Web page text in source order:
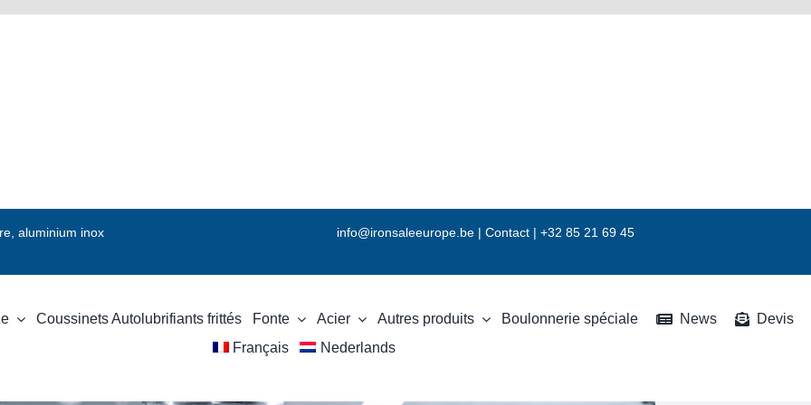
aluminium inox info@ironsaleeurope.be| Contact | +32 85 21 69 45
Coussinets Autolubrifiants frittés Fonte Acier Autres produits Boulonnerie spéciale News
Devis
Français
Nederlands